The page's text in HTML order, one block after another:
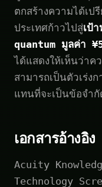
ตกสร้างความได้เ
ประเทศก้าวไปสู่เป้
quantum มูลค่า
ได้แสดงให้เห็นว่าค
สามารถเป็นตัวเร่ง
แทนที่จะเป็นข้อจำกั
เอกสารอ้างอิง
Acuity
Technology